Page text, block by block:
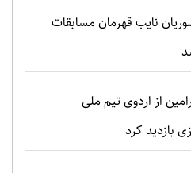
نایب قهرمان مسابقات
از اردوی تیم ملی
بازدید کرد